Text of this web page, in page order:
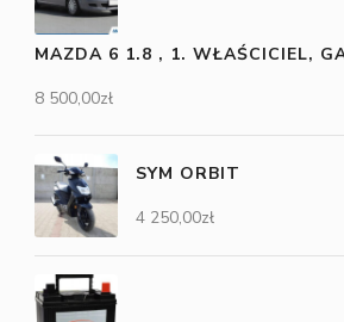
MAZDA 6 1.8 , 1. WŁAŚCICIEL,
8 500,00zł
SYM ORBIT
4 250,00zł